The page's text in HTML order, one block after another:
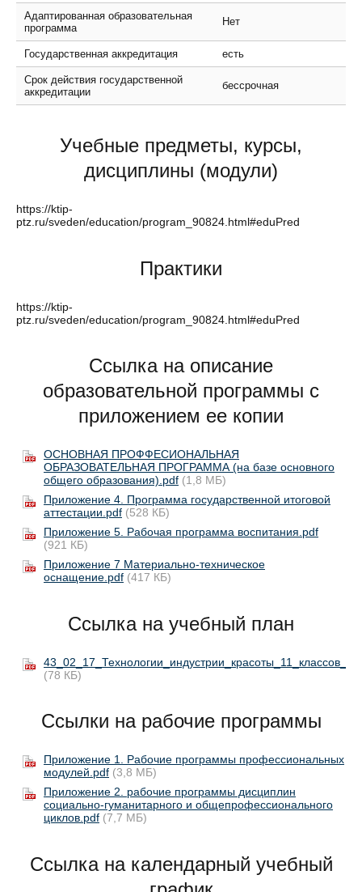
Адаптированная образовательная
программа
Нет
Государственная аккредитация есть
Срок действия государственной
аккредитации
бессрочная
Учебные предметы, курсы,
дисциплины (модули)
https://ktip-
ptz.ru/sveden/education/program_90824.html#eduPred
Практики
https://ktip-
ptz.ru/sveden/education/program_90824.html#eduPred
Ссылка на описание
образовательной программы с
приложением ее копии
ОСНОВНАЯ ПРОФФЕСИОНАЛЬНАЯ
ОБРАЗОВАТЕЛЬНАЯ ПРОГРАММА (на базе основного
общего образования).pdf (1,8 МБ)
Приложение 4. Программа государственной итоговой
аттестации.pdf (528 КБ)
Приложение 5. Рабочая программа воспитания.pdf
(921 КБ)
Приложение 7 Материально-техническое
оснащение.pdf (417 КБ)
Ссылка на учебный план
(78 КБ)
Ссылки на рабочие программы
Приложение 1. Рабочие программы профессиональных
модулей.pdf (3,8 МБ)
Приложение 2. рабочие программы дисциплин
социально-гуманитарного и общепрофессионального
циклов.pdf (7,7 МБ)
Ссылка на календарный учебный